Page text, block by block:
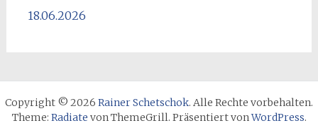
18.06.2026
Copyright © 2026 Rainer Schetschok. Alle Rechte vorbehalten.
Theme: Radiate von ThemeGrill. Präsentiert vonWordPress.